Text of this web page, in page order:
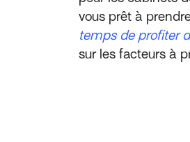
vous prêt à
temps de profiter
sur les facteurs à